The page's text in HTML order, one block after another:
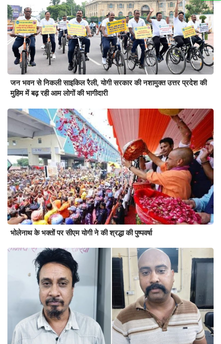
जन भवन से निकली साइकिल रैली, योगी सरकार की नशामुक्त उत्तर प्रदेश की
मुहिम में बढ़ रही आम लोगों की भागीदारी
भोलेनाथ के भक्तों पर सीएम योगी ने की श्रद्धा की पुष्पवर्षा